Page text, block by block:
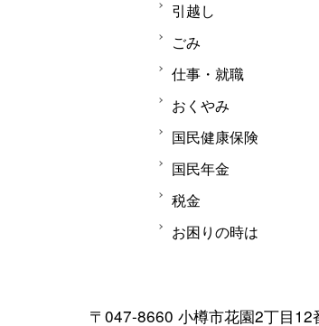
引越し
ごみ
仕事・就職
おくやみ
国民健康保険
国民年金
税金
お困りの時は
〒047-8660 小樽市花園2丁目12